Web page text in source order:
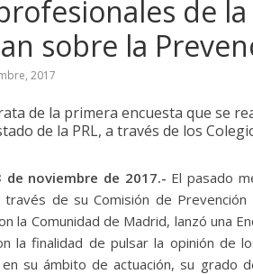
de
sobre la
2017
de la primera encuesta que se
de la PRL, a través de los
de noviembre de 2017.- El pasado
través de su Comisión de
la Comunidad de Madrid, lanzó una
la finalidad de pulsar la opinión de
su ámbito de actuación, su grado